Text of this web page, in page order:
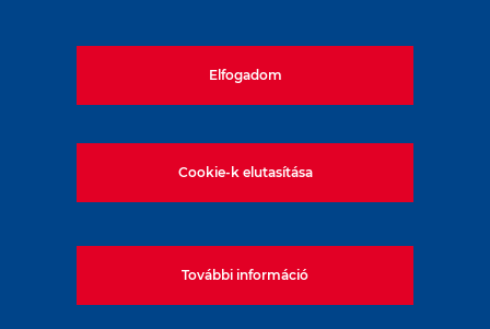
M4 Kelenföld
2007
Elfogadom
Cookie-k elutasítása
További információ